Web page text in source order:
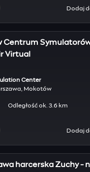
Dodaj
Centrum
Virtual
Center
Mokotów
Odległość ok. 3.6 km
Dodaj
harcerska Zuchy -